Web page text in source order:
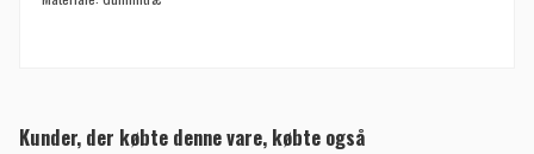
Kunder, der købte denne vare, købte også